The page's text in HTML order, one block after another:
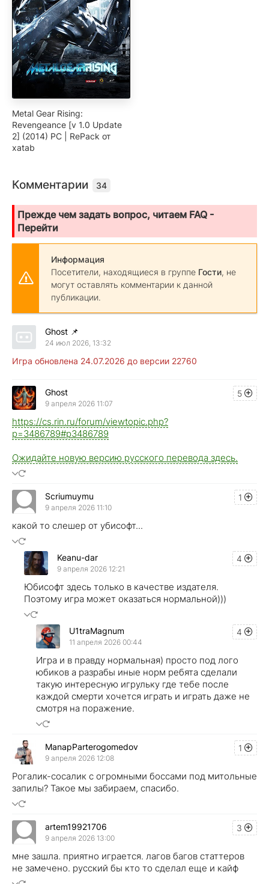
Metal Gear Rising:
Revengeance [v 1.0 Update
2] (2014) PC | RePack от
xatab
Комментарии 34
Прежде чем задать вопрос, читаем FAQ -
Перейти
Информация
Посетители, находящиеся в группе Гости, не
могут оставлять комментарии к данной
публикации.
Ghost 📌
24 июл 2026, 13:32
Игра обновлена 24.07.2026 до версии 22760
5
Ghost
9 апреля 2026 11:07
https://cs.rin.ru/forum/viewtopic.php?
p=3486789#p3486789
Ожидайте новую версию русского перевода здесь.
1
Scriumuymu
9 апреля 2026 11:10
какой то слешер от убисофт...
4
Keanu-dar
9 апреля 2026 12:21
Юбисофт здесь только в качестве издателя.
Поэтому игра может оказаться нормальной)))
4
U1traMagnum
11 апреля 2026 00:44
Игра и в правду нормальная) просто под лого
юбиков а разрабы иные норм ребята сделали
такую интересную игрульку где тебе после
каждой смерти хочется играть и играть даже не
смотря на поражение.
1
ManapParterogomedov
9 апреля 2026 12:08
Рогалик-сосалик с огромными боссами под митольные
запилы? Такое мы забираем, спасибо.
3
artem19921706
9 апреля 2026 13:00
мне зашла. приятно играется. лагов багов статтеров
не замечено. русский бы кто то сделал еще и кайф